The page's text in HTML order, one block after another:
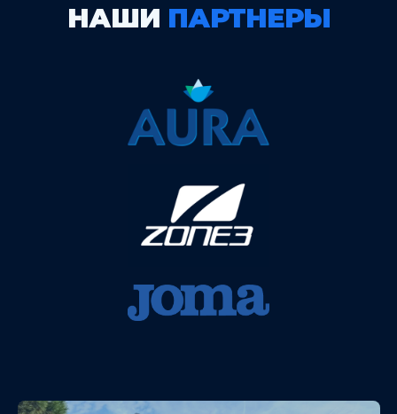
НАШИ ПАРТНЕРЫ